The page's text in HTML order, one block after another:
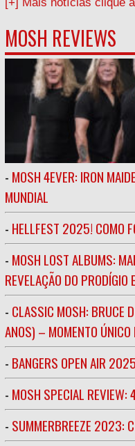
[+] Mais notícias clique
MOSH REVIEWS
- MOSH 4EVER: IRON
MUNDIAL
- HELLFEST 2025! COMO
- MOSH LOST ALBUMS:
REVELAÇÃO DO
- CLASSIC MOSH: BRUCE
ANOS) – MOMENTO ÚNICO
- BANGERS OPEN AIR
- MOSH SPECIAL REVIEW:
- SUMMERBREEZE 2023: